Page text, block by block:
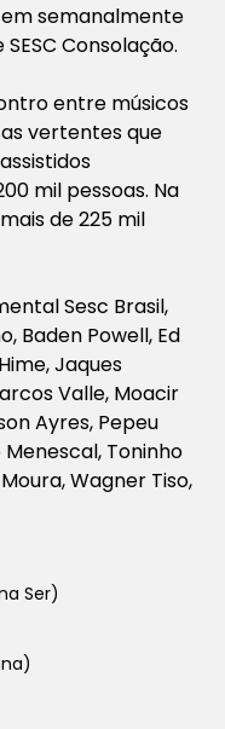
semanalmente
Consolação.
entre músicos
vertentes que
mil pessoas. Na
de 225 mil
Sesc Brasil,
Baden Powell, Ed
Jaques
Valle, Moacir
Ayres, Pepeu
Menescal, Toninho
Wagner Tiso,
Ser)